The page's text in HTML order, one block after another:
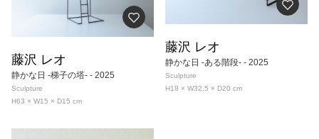
藤沢 レオ
静かな日 -梯子の塔- - 2025
Sculpture
H63 × W15 × D15 cm
藤沢 レオ
静かな日 -ある階段- - 2025
Sculpture
H18 × W32.5 × D20 cm